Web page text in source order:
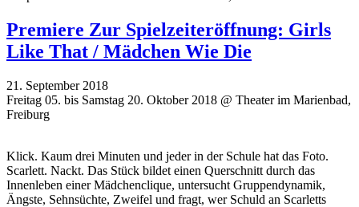
Premiere Zur Spielzeiteröffnung: Girls
Like That / Mädchen Wie Die
21. September 2018
Freitag 05. bis Samstag 20. Oktober 2018 @ Theater im Marienbad,
Freiburg
Klick. Kaum drei Minuten und jeder in der Schule hat das Foto.
Scarlett. Nackt. Das Stück bildet einen Querschnitt durch das
Innenleben einer Mädchenclique, untersucht Gruppendynamik,
Ängste, Sehnsüchte, Zweifel und fragt, wer Schuld an Scarletts